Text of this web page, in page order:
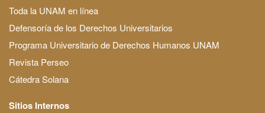
Toda la UNAM en línea
Defensoría de los Derechos Universitarios
Programa Universitario de Derechos Humanos UNAM
Revista Perseo
Cátedra Solana
Sitios Internos